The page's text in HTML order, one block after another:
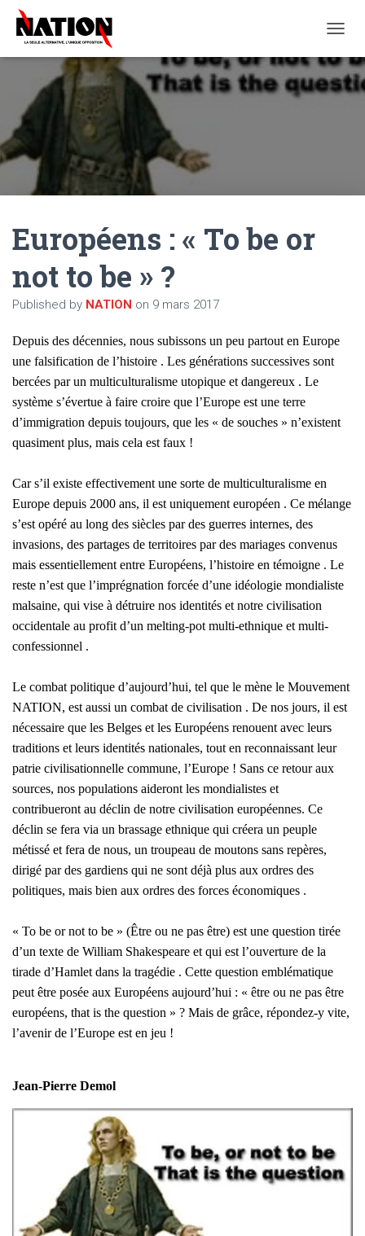
U
R
M
Européens : « To be or
not to be » ?
Published by NATION on 9 mars 2017
Depuis des décennies, nous subissons un peu partout en Europe
une falsification de l’histoire . Les générations successives sont
bercées parun multiculturalisme utopique et dangereux . Le
système s’évertue à faire croire que l’Europe est une terre
d’immigration depuis toujours, que les « de souches » n’existent
quasiment plus, mais cela est faux !
Car s’il existe effectivement une sorte de multiculturalisme en
Europe depuis 2000 ans, il est uniquement européen . Ce mélange
s’est opéré au long des siècles par des guerres internes, des
invasions, des partages de territoires par des mariages convenus
mais essentiellement entre Européens, l’histoire en témoigne . Le
reste n’est que l’imprégnation forcée d’une idéologie mondialiste
malsaine, qui vise à détruire nos identités et notre civilisation
occidentale au profit d’un melting-pot multi-ethnique et multi-
confessionnel .
Le combat politique d’aujourd’hui, tel que le mène le Mouvement
NATION, est aussi un combat de civilisation . De nos jours, il est
nécessaire que les Belges et les Européens renouent avec leurs
traditions et leurs identités nationales, tout en reconnaissant leur
patrie civilisationnelle commune, l’Europe ! Sans ce retour aux
sources, nos populations aideront les mondialistes et
contribueront au déclin de notre civilisation européennes. Ce
déclin se fera via un brassage ethnique qui créera un peuple
métissé et fera de nous, un troupeau de moutons sans repères,
dirigé par des gardiens qui ne sont déjà plus aux ordres des
politiques, mais bien aux ordres des forces économiques .
« To be or not to be » (Être ou ne pas être) est une question tirée
d’un texte de William Shakespeare et qui est l’ouverture de la
tirade d’Hamlet dans la tragédie . Cette question emblématique
peut être posée aux Européens aujourd’hui : « être ou ne pas être
européens, that is the question » ? Mais de grâce, répondez-y vite,
l’avenir de l’Europe est en jeu !
Jean-Pierre Demol